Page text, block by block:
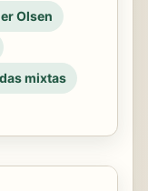
Olsen
mixtas